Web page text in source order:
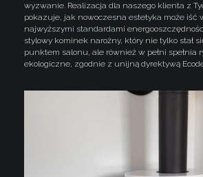
wyzwanie. Realizacja dla naszego klienta z
pokazuje, jak nowoczesna estetyka może iść
najwyższymi standardami
stylowy kominek narożny, który nie tylko stał
punktem salonu, ale również w pełni spełnia
ekologiczne, zgodnie z unijną dyrektywą